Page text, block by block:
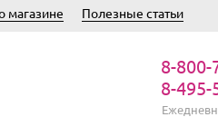
магазине Полезные статьи
8-800-
8-495-